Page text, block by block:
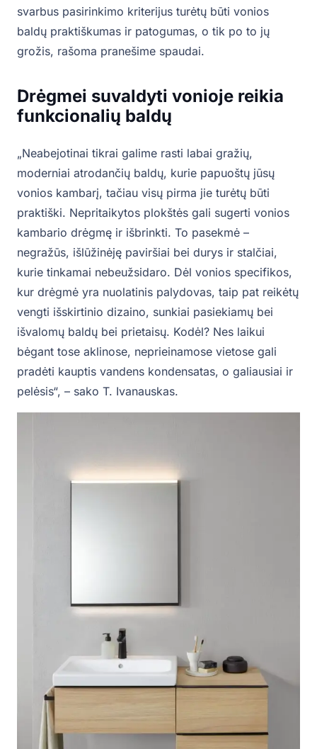
svarbus pasirinkimo kriterijus turėtų būti vonios
baldų praktiškumas ir patogumas, o tik po to jų
grožis, rašoma pranešime spaudai.
Drėgmei suvaldyti vonioje reikia
funkcionalių baldų
„Neabejotinai tikrai galime rasti labai gražių,
moderniai atrodančių baldų, kurie papuoštų jūsų
vonios kambarį, tačiau visų pirma jie turėtų būti
praktiški. Nepritaikytos plokštės gali sugerti vonios
kambario drėgmę ir išbrinkti. To pasekmė –
negražūs, išlūžinėję paviršiai bei durys ir stalčiai,
kurie tinkamai nebeužsidaro. Dėl vonios specifikos,
kur drėgmė yra nuolatinis palydovas, taip pat reikėtų
vengti išskirtinio dizaino, sunkiai pasiekiamų bei
išvalomų baldų bei prietaisų. Kodėl? Nes laikui
bėgant tose aklinose, neprieinamose vietose gali
pradėti kauptis vandens kondensatas, o galiausiai ir
pelėsis“, – sako T. Ivanauskas.